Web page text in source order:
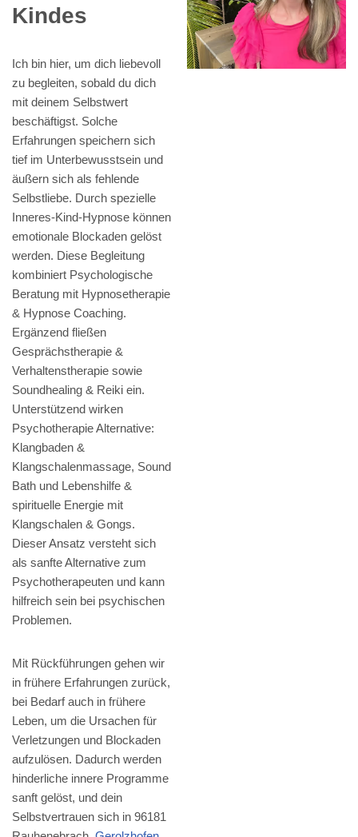
Kindes
Ich bin hier, um dich liebevoll
zu begleiten, sobald du dich
mit deinem Selbstwert
beschäftigst. Solche
Erfahrungen speichern sich
tief im Unterbewusstsein und
äußern sich als fehlende
Selbstliebe. Durch spezielle
Inneres-Kind-Hypnose können
emotionale Blockaden gelöst
werden. Diese Begleitung
kombiniert Psychologische
Beratung mit Hypnosetherapie
& Hypnose Coaching.
Ergänzend fließen
Gesprächstherapie &
Verhaltenstherapie sowie
Soundhealing & Reiki ein.
Unterstützend wirken
Psychotherapie Alternative:
Klangbaden &
Klangschalenmassage, Sound
Bath und Lebenshilfe &
spirituelle Energie mit
Klangschalen & Gongs.
Dieser Ansatz versteht sich
als sanfte Alternative zum
Psychotherapeuten und kann
hilfreich sein bei psychischen
Problemen.
Mit Rückführungen gehen wir
in frühere Erfahrungen zurück,
bei Bedarf auch in frühere
Leben, um die Ursachen für
Verletzungen und Blockaden
aufzulösen. Dadurch werden
hinderliche innere Programme
sanft gelöst, und dein
Selbstvertrauen sich in 96181